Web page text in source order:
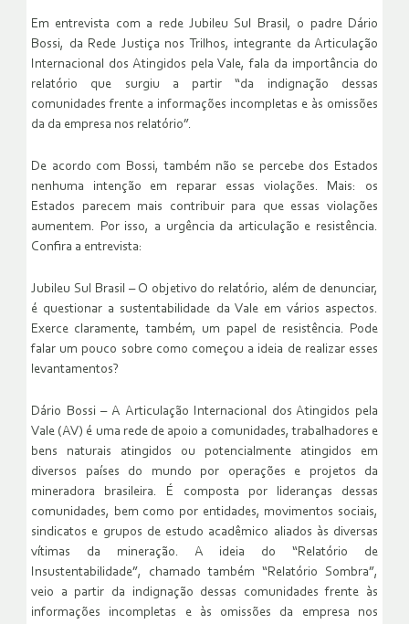
Em entrevista com a rede Jubileu Sul Brasil, o padre Dário
Bossi, da Rede Justiça nos Trilhos, integrante da Articulação
Internacional dos Atingidos pela Vale, fala da importância do
relatório que surgiu a partir “da indignação dessas
comunidades frente a informações incompletas e às omissões
da da empresa nos relatório”.
De acordo com Bossi, também não se percebe dos Estados
nenhuma intenção em reparar essas violações. Mais: os
Estados parecem mais contribuir para que essas violações
aumentem. Por isso, a urgência da articulação e resistência.
Confira a entrevista:
Jubileu Sul Brasil – O objetivo do relatório, além de denunciar,
é questionar a sustentabilidade da Vale em vários aspectos.
Exerce claramente, também, um papel de resistência. Pode
falar um pouco sobre como começou a ideia de realizar esses
levantamentos?
Dário Bossi – A Articulação Internacional dos Atingidos pela
Vale (AV) é uma rede de apoio a comunidades, trabalhadores e
bens naturais atingidos ou potencialmente atingidos em
diversos países do mundo por operações e projetos da
mineradora brasileira. É composta por lideranças dessas
comunidades, bem como por entidades, movimentos sociais,
sindicatos e grupos de estudo acadêmico aliados às diversas
vítimas da mineração. A ideia do “Relatório de
Insustentabilidade”, chamado também “Relatório Sombra”,
veio a partir da indignação dessas comunidades frente às
informações incompletas e às omissões da empresa nos